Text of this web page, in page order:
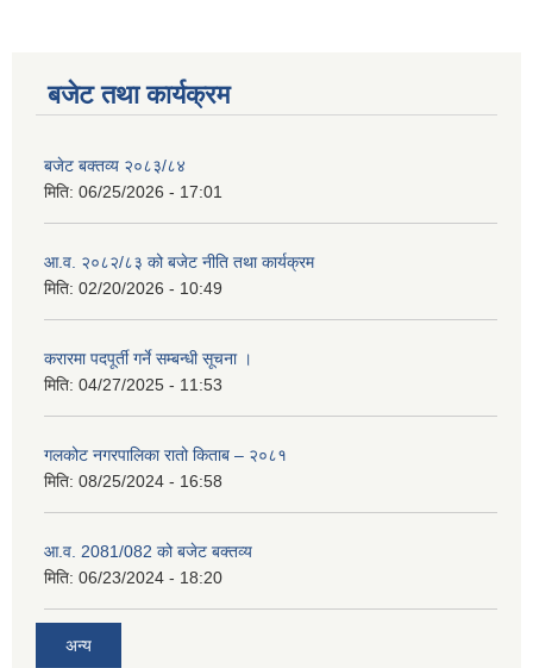
बजेट तथा कार्यक्रम
बजेट बक्तव्य २०८३/८४
मिति: 06/25/2026 - 17:01
आ.व. २०८२/८३ को बजेट नीति तथा कार्यक्रम
मिति: 02/20/2026 - 10:49
करारमा पदपूर्ती गर्ने सम्बन्धी सूचना ।
मिति: 04/27/2025 - 11:53
गलकोट नगरपालिका रातो किताब – २०८१
मिति: 08/25/2024 - 16:58
आ.व. 2081/082 को बजेट बक्तव्य
मिति: 06/23/2024 - 18:20
अन्य